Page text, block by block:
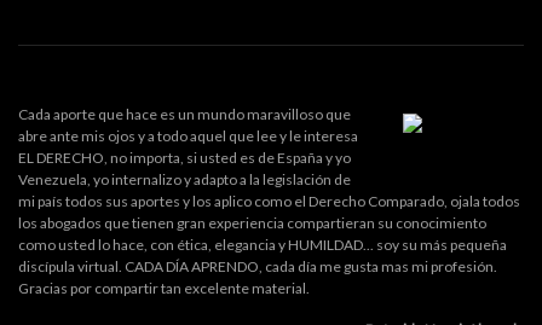
Cada aporte que hace es un mundo maravilloso que
abre ante mis ojos y a todo aquel que lee y le interesa
EL DERECHO, no importa, si usted es de España y yo
Venezuela, yo internalizo y adapto a la legislación de
mi país todos sus aportes y los aplico como el Derecho Comparado, ojala todos
los abogados que tienen gran experiencia compartieran su conocimiento
como usted lo hace, con ética, elegancia y HUMILDAD... soy su más pequeña
discípula virtual. CADA DÍA APRENDO, cada día me gusta mas mi profesión.
Gracias por compartir tan excelente material.